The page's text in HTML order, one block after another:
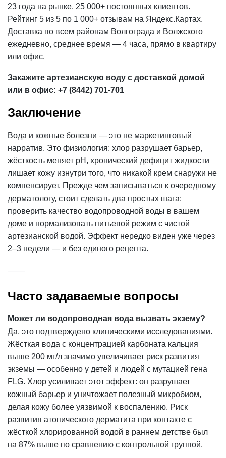
23 года на рынке. 25 000+ постоянных клиентов.
Рейтинг 5 из 5 по 1 000+ отзывам на Яндекс.Картах.
Доставка по всем районам Волгограда и Волжского
ежедневно, среднее время — 4 часа, прямо в квартиру
или офис.
Закажите артезианскую воду с доставкой домой
или в офис: +7 (8442) 701-701
Заключение
Вода и кожные болезни — это не маркетинговый
нарратив. Это физиология: хлор разрушает барьер,
жёсткость меняет pH, хронический дефицит жидкости
лишает кожу изнутри того, что никакой крем снаружи не
компенсирует. Прежде чем записываться к очередному
дерматологу, стоит сделать два простых шага:
проверить качество водопроводной воды в вашем
доме и нормализовать питьевой режим с чистой
артезианской водой. Эффект нередко виден уже через
2–3 недели — и без единого рецепта.
Часто задаваемые вопросы
Может ли водопроводная вода вызвать экзему?
Да, это подтверждено клиническими исследованиями.
Жёсткая вода с концентрацией карбоната кальция
выше 200 мг/л значимо увеличивает риск развития
экземы — особенно у детей и людей с мутацией гена
FLG. Хлор усиливает этот эффект: он разрушает
кожный барьер и уничтожает полезный микробиом,
делая кожу более уязвимой к воспалению. Риск
развития атопического дерматита при контакте с
жёсткой хлорированной водой в раннем детстве был
на 87% выше по сравнению с контрольной группой.